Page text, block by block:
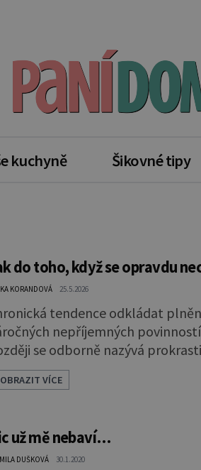
kuchyně Šikovné tipy
do toho, když se opravdu
KORANDOVÁ 25.5.2026
tendence odkládat
nepříjemných
se odborně nazývá
nebo nerozhodnost? Už se vám to stalo?
spoustu práce, ale když se
až po nejzazší možnou
vůbec nevyřídí? Práce za to
VÍCE
už mě nebaví…
DUŠKOVÁ 30.1.2020